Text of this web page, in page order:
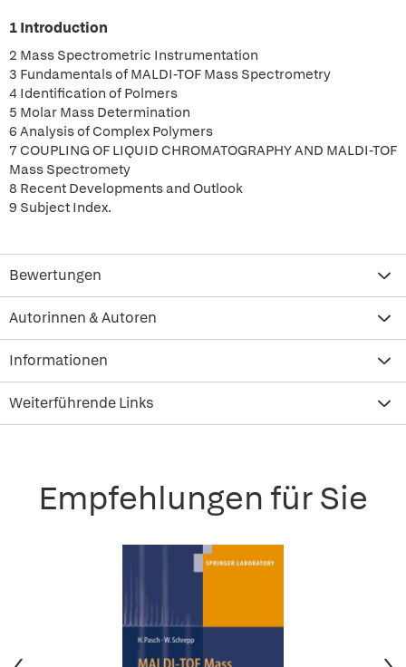
1 Introduction
2 Mass Spectrometric Instrumentation
3 Fundamentals of MALDI-TOF Mass Spectrometry
4 Identification of Polmers
5 Molar Mass Determination
6 Analysis of Complex Polymers
7 COUPLING OF LIQUID CHROMATOGRAPHY AND MALDI-TOF
Mass Spectromety
8 Recent Developments and Outlook
9 Subject Index.
Bewertungen
Autorinnen & Autoren
Informationen
Weiterführende Links
Empfehlungen für Sie